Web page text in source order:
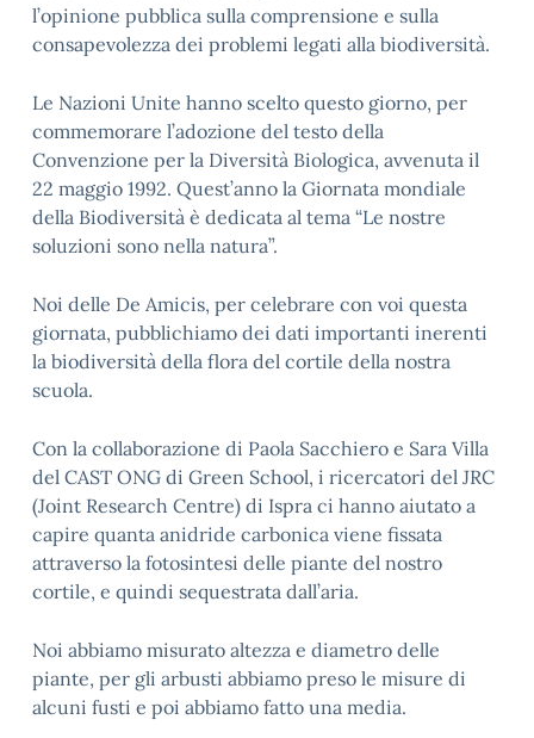
l’opinione pubblica sulla comprensione e sulla
consapevolezza dei problemi legati alla biodiversità.
Le Nazioni Unite hanno scelto questo giorno, per
commemorare l’adozione del testo della
Convenzione per la Diversità Biologica, avvenuta il
22 maggio 1992. Quest’anno la Giornata mondiale
della Biodiversità è dedicata al tema “Le nostre
soluzioni sono nella natura”.
Noi delle De Amicis, per celebrare con voi questa
giornata, pubblichiamo dei dati importanti inerenti
la biodiversità della flora del cortile della nostra
scuola.
Con la collaborazione di Paola Sacchiero e Sara Villa
del CAST ONG di Green School, i ricercatori del JRC
(Joint Research Centre) di Ispra ci hanno aiutato a
capire quanta anidride carbonica viene fissata
attraverso la fotosintesi delle piante del nostro
cortile, e quindi sequestrata dall’aria.
Noi abbiamo misurato altezza e diametro delle
piante, per gli arbusti abbiamo preso le misure di
alcuni fusti e poi abbiamo fatto una media.